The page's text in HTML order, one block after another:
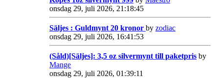
onsdag 29, juli 2026, 21:18:45
Säljes : Guldmynt 20 kronor by zodiac
onsdag 29, juli 2026, 16:41:53
(Såld)[Säljes]: 3,5 oz silvermynt till paketpris by
Mange
onsdag 29, juli 2026, 01:39:11